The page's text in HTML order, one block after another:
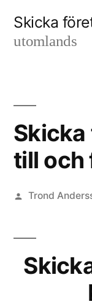
Skicka
utomlands
till och
Posted
Trond